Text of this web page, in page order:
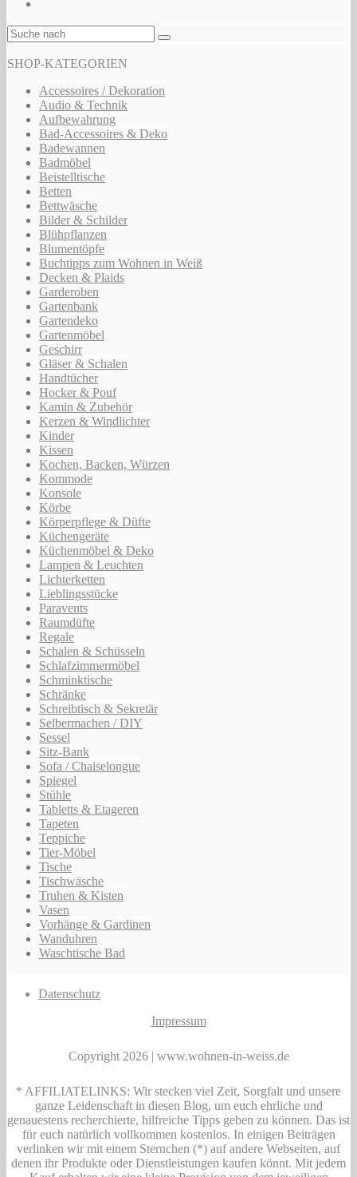
SHOP-KATEGORIEN
Accessoires / Dekoration
Audio & Technik
Aufbewahrung
Bad-Accessoires & Deko
Badewannen
Badmöbel
Beistelltische
Betten
Bettwäsche
Bilder & Schilder
Blühpflanzen
Blumentöpfe
Buchtipps zum Wohnen in Weiß
Decken & Plaids
Garderoben
Gartenbank
Gartendeko
Gartenmöbel
Geschirr
Gläser & Schalen
Handtücher
Hocker & Pouf
Kamin & Zubehör
Kerzen & Windlichter
Kinder
Kissen
Kochen, Backen, Würzen
Kommode
Konsole
Körbe
Körperpflege & Düfte
Küchengeräte
Küchenmöbel & Deko
Lampen & Leuchten
Lichterketten
Lieblingsstücke
Paravents
Raumdüfte
Regale
Schalen & Schüsseln
Schlafzimmermöbel
Schminktische
Schränke
Schreibtisch & Sekretär
Selbermachen / DIY
Sessel
Sitz-Bank
Sofa / Chaiselongue
Spiegel
Stühle
Tabletts & Etageren
Tapeten
Teppiche
Tier-Möbel
Tische
Tischwäsche
Truhen & Kisten
Vasen
Vorhänge & Gardinen
Wanduhren
Waschtische Bad
Datenschutz
Impressum
Copyright 2026 | www.wohnen-in-weiss.de
* AFFILIATELINKS: Wir stecken viel Zeit, Sorgfalt und unsere
ganze Leidenschaft in diesen Blog, um euch ehrliche und
genauestens recherchierte, hilfreiche Tipps geben zu können. Das ist
für euch natürlich vollkommen kostenlos. In einigen Beiträgen
verlinken wir mit einem Sternchen (*) auf andere Webseiten, auf
denen ihr Produkte oder Dienstleistungen kaufen könnt. Mit jedem